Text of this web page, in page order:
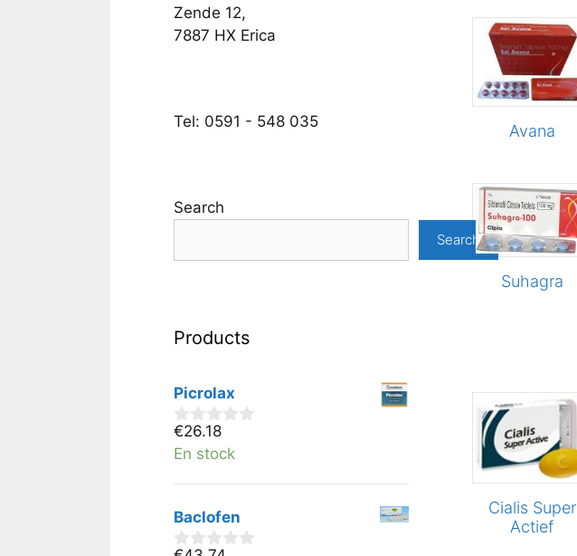
Avana
Suhagra
Cialis Super
Actief
Zende 12,
7887 HX Erica
Tel: 0591 - 548 035
Search
Search
Products
Picrolax
0
v
n
€26.18
En stock
Baclofen